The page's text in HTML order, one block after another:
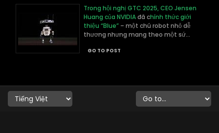
Trong hội nghị GTC 2025, CEO Jensen
Huang của NVIDIAđã chính thức giới
thiệu “Blue” – một chú robot nhỏ dễ
thương nhưng mang theo một sứ...
GO TO POST